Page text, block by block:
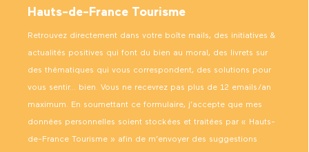
Hauts-de-France Tourisme
Retrouvez directement dans votre boîte mails, des initiatives &
actualités positives qui font du bien au moral, des livrets sur
des thématiques qui vous correspondent, des solutions pour
vous sentir… bien. Vous ne recevrez pas plus de 12 emails/an
maximum. En soumettant ce formulaire, j’accepte que mes
données personnelles soient stockées et traitées par « Hauts-
de-France Tourisme » afin de m’envoyer des suggestions